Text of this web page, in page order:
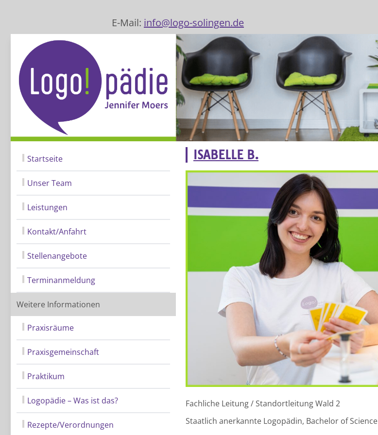
E-Mail: info@logo-solingen.de
Startseite
Unser Team
Leistungen
Kontakt/Anfahrt
Stellenangebote
Terminanmeldung
Weitere Informationen
Praxisräume
Praxisgemeinschaft
Praktikum
Logopädie – Was ist das?
Rezepte/Verordnungen
ISABELLE B.
Fachliche Leitung / Standortleitung Wald 2
Staatlich anerkannte Logopädin, Bachelor of Science